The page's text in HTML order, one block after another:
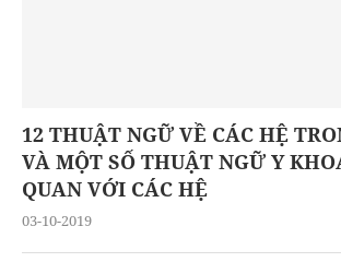
12 THUẬT NGỮ VỀ CÁC HỆ
VÀ MỘT SỐ THUẬT NGỮ Y
QUAN VỚI CÁC HỆ
03-10-2019